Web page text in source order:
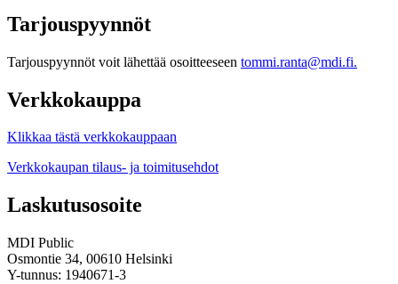
Tarjouspyynnöt
Tarjouspyynnöt voit lähettää osoitteeseen tommi.ranta@mdi.fi.
Verkkokauppa
Klikkaa tästä verkkokauppaan
Verkkokaupan tilaus- ja toimitusehdot
Laskutusosoite
MDI Public
Osmontie 34, 00610 Helsinki
Y-tunnus: 1940671-3